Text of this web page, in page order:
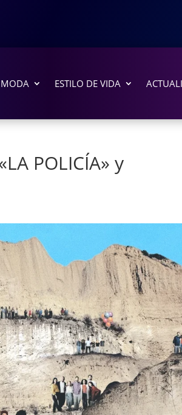
MODA ESTILO DE VIDA
POLICÍA» y